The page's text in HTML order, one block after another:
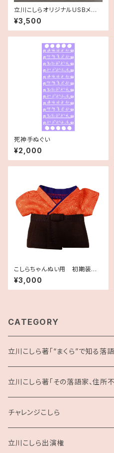
立川こしらオリジナルUSBメモリ
（3.74gb）こしらの集いノーカッ
ト映像データ入り
¥3,500
死神手ぬぐい
¥2,000
こしらちゃんぬい用 初期装備
着物
¥3,000
CATEGORY
立川こしら著「“まくら”で知る落
立川こしら著「その落語家、住所不
チャレンジこしら
立川こしら出演権